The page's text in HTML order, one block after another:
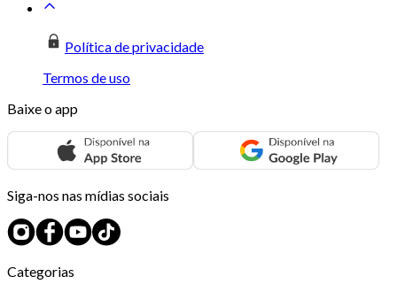
Política de privacidade
Termos de uso
Baixe o app
Siga-nos nas mídias sociais
Categorias